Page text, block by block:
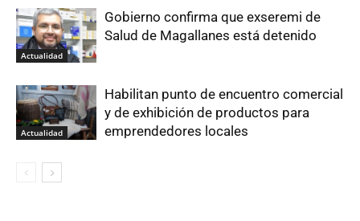
Actualidad
Gobierno confirma que exseremi de
Salud de Magallanes está detenido
Actualidad
Habilitan punto de encuentro comercial
y de exhibición de productos para
emprendedores locales